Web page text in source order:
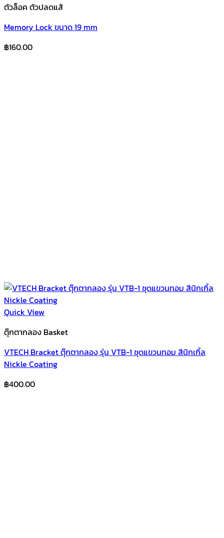
ตัวล็อค ตัวปลดแส้
Memory Lock ขนาด 19 mm
฿160.00
Quick View
ตุ๊กตากลอง Basket
VTECH Bracket ตุ๊กตากลอง รุ่น VTB-1 ชุดแขวนทอม สีนิกเกิ้ล
Nickle Coating
฿400.00